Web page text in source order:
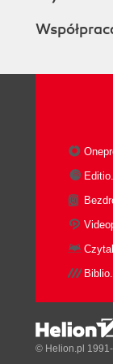
3. Praca z
(84)
© Helion.pl